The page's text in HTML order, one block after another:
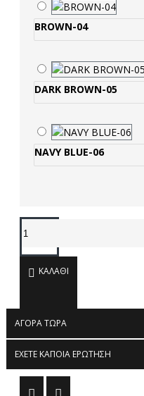
BROWN-04
DARK BROWN-05
NAVY BLUE-06
ΚΑΛΆΘΙ
ΑΓΟΡΆ ΤΏΡΑ
ΈΧΕΤΕ ΚΆΠΟΙΑ ΕΡΏΤΗΣΗ